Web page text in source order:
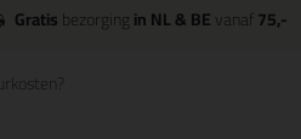
Gratisbezorgingin NL & BEvanaf 75,-